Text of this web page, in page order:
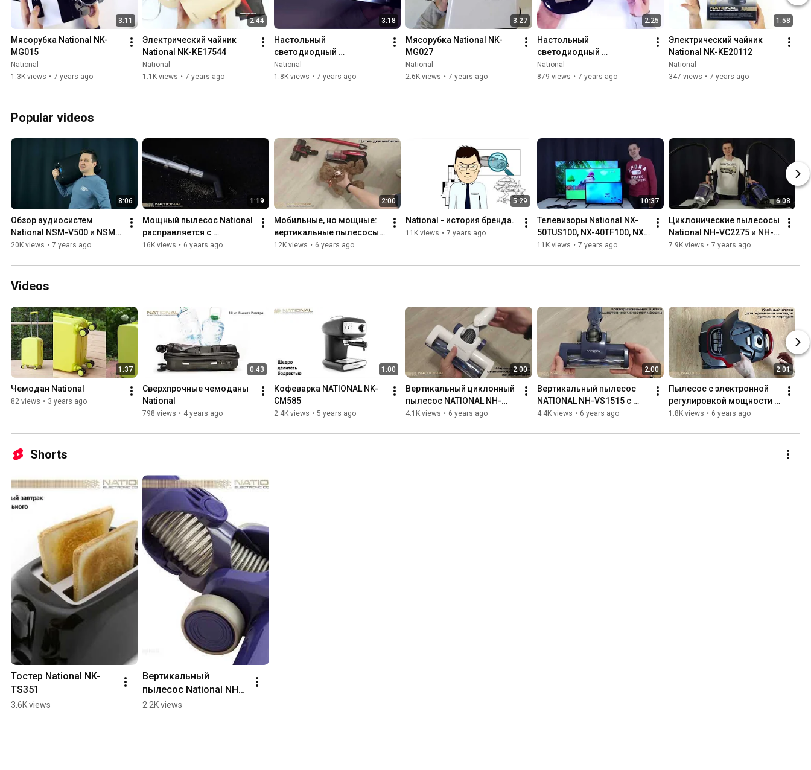
3:11
Мясорубка National NK-
MG015
National
1.3K views • 7 years ago
2:44
Электрический чайник
National NK-KE17544
National
1.1K views • 7 years ago
3:18
Настольный
светодиодный
светильник National NL-
61LED
National
1.8K views • 7 years ago
3:27
Мясорубка National NK-
MG027
National
2.6K views • 7 years ago
2:25
Настольный
светодиодный
светильник National NL-
38LED
National
879 views • 7 years ago
1:58
Электрический чайник
National NK-KE20112
National
347 views • 7 years ago
Popular videos
8:06
Обзор аудиосистем
National NSM-V500 и NSM-
H50
20K views • 7 years ago
1:19
Mощный пылесос National
расправляется с
загрязнениями
16K views • 6 years ago
2:00
Мобильные, но мощные:
вертикальные пылесосы
National быстро убирают
загрязнения
12K views • 6 years ago
5:29
National - история бренда.
11K views • 7 years ago
10:37
Телевизоры National NX-
50TUS100, NX-40TF100, NX-
24THS100. Обзор,
11K views • 7 years ago
6:08
Циклонические пылесосы
National NH-VC2275 и NH-
VC1852. Обзор, сравнение,
7.9K views • 7 years ago
Videos
1:37
Чемодан National
82 views • 3 years ago
0:43
Сверхпрочные чемоданы
National
798 views • 4 years ago
1:00
Кофеварка NATIONAL NK-
CM585
2.4K views • 5 years ago
2:00
Вертикальный циклонный
пылесос NATIONAL NH-
VS1516 с моторизованной
насадкой
4.1K views • 6 years ago
2:00
Вертикальный пылесос
NATIONAL NH-VS1515 с
моторизованной щеткой и
4.4K views • 6 years ago
2:01
Пылесос с электронной
регулировкой мощности
NATIONAL NH-VB2411
1.8K views • 6 years ago
Shorts
Тостер National NK-
TS351
3.6K views
Вертикальный
пылесос National NH-
VS1515
2.2K views